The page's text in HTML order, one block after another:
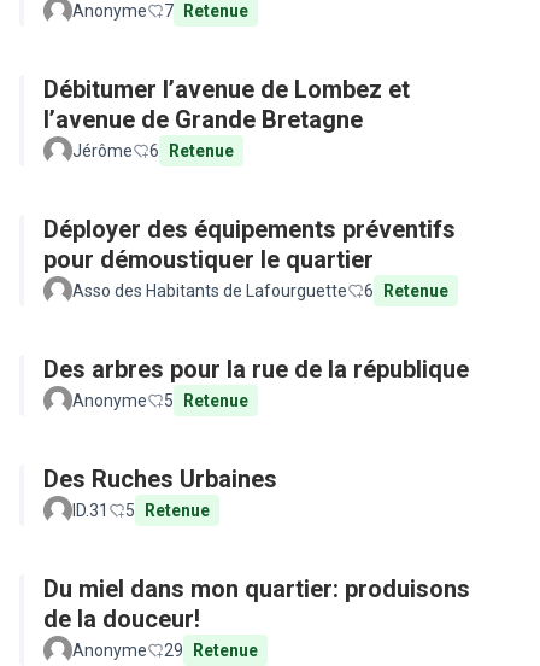
Anonyme 7 Retenue
Débitumer l’avenue de Lombez et
l’avenue de Grande Bretagne
Jérôme 6 Retenue
Déployer des équipements préventifs
pour démoustiquer le quartier
Asso des Habitants de Lafourguette 6 Retenue
Des arbres pour la rue de la république
Anonyme 5 Retenue
Des Ruches Urbaines
ID.31 5 Retenue
Du miel dans mon quartier: produisons
de la douceur!
Anonyme 29 Retenue